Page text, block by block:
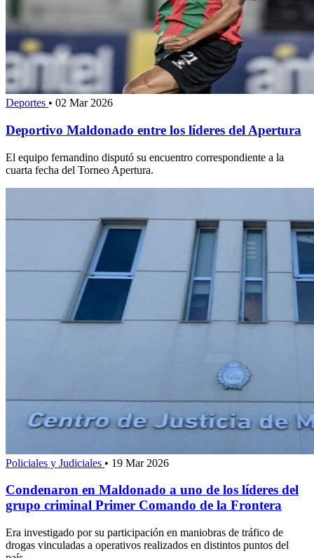
Deportes • 02 Mar 2026
Deportivo Maldonado entre los líderes del Apertura
El equipo fernandino disputó su encuentro correspondiente a la
cuarta fecha del Torneo Apertura.
Policiales y Judiciales • 19 Mar 2026
Condenaron en Maldonado a uno de los líderes del
grupo criminal Primer Comando de la Frontera
Era investigado por su participación en maniobras de tráfico de
drogas vinculadas a operativos realizados en distintos puntos del